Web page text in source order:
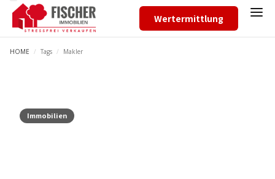
Wertermittlung
HOME / Tags / Makler
Immobilien